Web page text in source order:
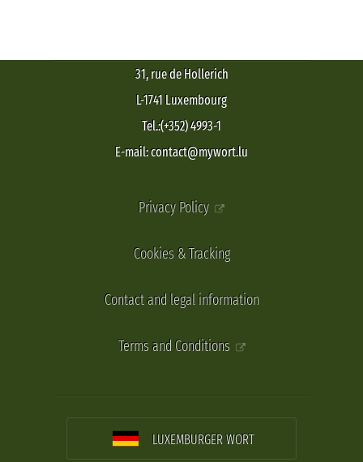
31, rue de Hollerich
L-1741 Luxembourg
Tel.:(+352) 4993-1
E-mail: contact@mywort.lu
Privacy Policy
Cookies & Tracking
Contact and legal information
Terms and Conditions
LUXEMBURGER WORT